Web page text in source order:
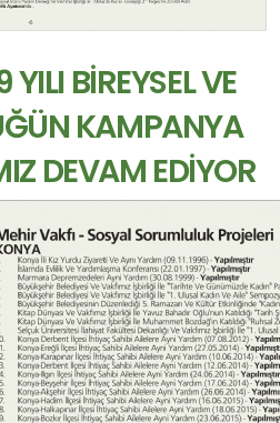
BİREYSEL VE
KAMPANYA
DEVAM EDİYOR